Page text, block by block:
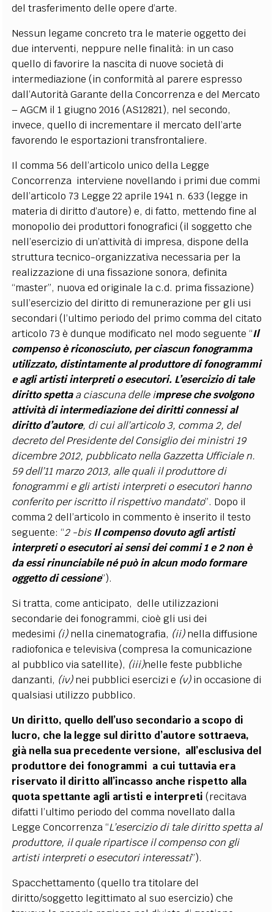
del trasferimento delle opere d’arte.
Nessun legame concreto tra le materie oggetto dei
due interventi, neppure nelle finalità: in un caso
quello di favorire la nascita di nuove società di
intermediazione (in conformità al parere espresso
dall’Autorità Garante della Concorrenza e del Mercato
– AGCM il 1 giugno 2016 (AS12821), nel secondo,
invece, quello di incrementare il mercato dell’arte
favorendo le esportazioni transfrontaliere.
Il comma 56 dell’articolo unico della Legge
Concorrenza interviene novellando i primi due commi
dell’articolo 73 Legge 22 aprile 1941 n. 633 (legge in
materia di diritto d’autore) e, di fatto, mettendo fine al
monopolio dei produttori fonografici (il soggetto che
nell’esercizio di un’attività di impresa, dispone della
struttura tecnico-organizzativa necessaria per la
realizzazione di una fissazione sonora, definita
“master”, nuova ed originale la c.d. prima fissazione)
sull’esercizio del diritto di remunerazione per gli usi
secondari (l’ultimo periodo del primo comma del citato
articolo 73 è dunque modificato nel modo seguente “Il
compenso è riconosciuto, per ciascun fonogramma
utilizzato, distintamente al produttore di fonogrammi
e agli artisti interpreti o esecutori. L’esercizio di tale
diritto spettaa ciascuna delle imprese che svolgono
attività di intermediazione dei diritti connessi al
diritto d’autore, di cui all’articolo 3, comma 2, del
decreto del Presidente del Consiglio dei ministri 19
dicembre 2012, pubblicato nella Gazzetta Ufficiale n.
59 dell’11 marzo 2013, alle quali il produttore di
fonogrammi e gli artisti interpreti o esecutori hanno
conferito per iscritto il rispettivo mandato”. Dopo il
comma 2 dell’articolo in commento è inserito il testo
seguente: “2 -bisIl compenso dovuto agli artisti
interpreti o esecutori ai sensi dei commi 1 e 2 non è
da essi rinunciabile né può in alcun modo formare
oggetto di cessione”).
Si tratta, come anticipato, delle utilizzazioni
secondarie dei fonogrammi, cioè gli usi dei
medesimi (i)nella cinematografia, (ii)nella diffusione
radiofonica e televisiva (compresa la comunicazione
al pubblico via satellite), (iii)nelle feste pubbliche
danzanti, (iv)nei pubblici esercizi e (v)in occasione di
qualsiasi utilizzo pubblico.
Un diritto, quello dell’uso secondario a scopo di
lucro, che la legge sul diritto d’autore sottraeva,
già nella sua precedente versione, all’esclusiva del
produttore dei fonogrammi a cui tuttavia era
riservato il diritto all’incasso anche rispetto alla
quota spettante agli artisti e interpreti (recitava
difatti l’ultimo periodo del comma novellato dalla
Legge Concorrenza “L’esercizio di tale diritto spetta al
produttore, il quale ripartisce il compenso con gli
artisti interpreti o esecutori interessati”).
Spacchettamento (quello tra titolare del
diritto/soggetto legittimato al suo esercizio) che